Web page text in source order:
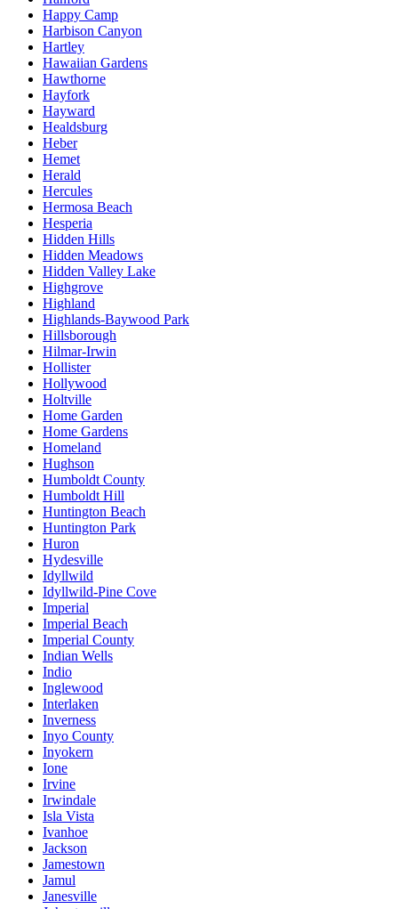
Happy Camp
Harbison Canyon
Hartley
Hawaiian Gardens
Hawthorne
Hayfork
Hayward
Healdsburg
Heber
Hemet
Herald
Hercules
Hermosa Beach
Hesperia
Hidden Hills
Hidden Meadows
Hidden Valley Lake
Highgrove
Highland
Highlands-Baywood Park
Hillsborough
Hilmar-Irwin
Hollister
Hollywood
Holtville
Home Garden
Home Gardens
Homeland
Hughson
Humboldt County
Humboldt Hill
Huntington Beach
Huntington Park
Huron
Hydesville
Idyllwild
Idyllwild-Pine Cove
Imperial
Imperial Beach
Imperial County
Indian Wells
Indio
Inglewood
Interlaken
Inverness
Inyo County
Inyokern
Ione
Irvine
Irwindale
Isla Vista
Ivanhoe
Jackson
Jamestown
Jamul
Janesville